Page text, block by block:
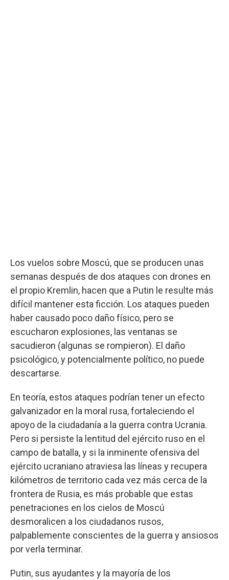
Los vuelos sobre Moscú, que se producen unas
semanas después de dos ataques con drones en
el propio Kremlin, hacen que a Putin le resulte más
difícil mantener esta ficción. Los ataques pueden
haber causado poco daño físico, pero se
escucharon explosiones, las ventanas se
sacudieron (algunas se rompieron). El daño
psicológico, y potencialmente político, no puede
descartarse.
En teoría, estos ataques podrían tener un efecto
galvanizador en la moral rusa, fortaleciendo el
apoyo de la ciudadanía a la guerra contra Ucrania.
Pero si persiste la lentitud del ejército ruso en el
campo de batalla, y si la inminente ofensiva del
ejército ucraniano atraviesa las líneas y recupera
kilómetros de territorio cada vez más cerca de la
frontera de Rusia, es más probable que estas
penetraciones en los cielos de Moscú
desmoralicen a los ciudadanos rusos,
palpablemente conscientes de la guerra y ansiosos
por verla terminar.
Putin, sus ayudantes y la mayoría de los